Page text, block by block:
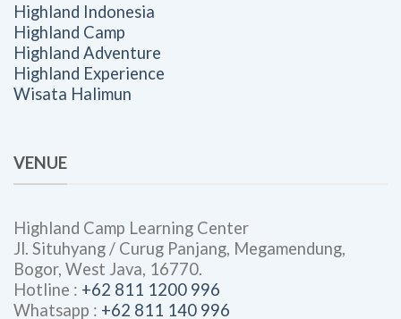
Highland Indonesia
Highland Camp
Highland Adventure
Highland Experience
Wisata Halimun
VENUE
Highland Camp Learning Center
Jl. Situhyang / Curug Panjang, Megamendung,
Bogor, West Java, 16770.
Hotline : +62 811 1200 996
Whatsapp : +62 811 140 996